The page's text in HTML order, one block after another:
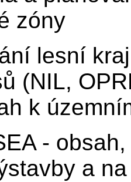
zóny
lesní
(NIL,
k
-
a